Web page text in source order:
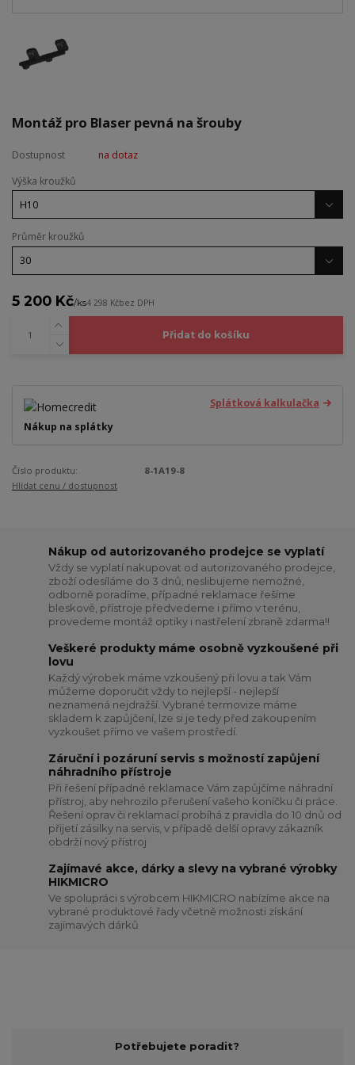
Montáž pro Blaser pevná na šrouby
Dostupnost
na dotaz
Výška kroužků
Průměr kroužků
5 200 Kč/ks4 298 Kčbez DPH
Přidat do košíku
Splátková kalkulačka
Nákup na splátky
Číslo produktu:
8-1A19-8
Hlídat cenu / dostupnost
Nákup od autorizovaného prodejce se vyplatí
Vždy se vyplatí nakupovat od autorizovaného prodejce,
zboží odesíláme do 3 dnů, neslibujeme nemožné,
odborně poradíme, případné reklamace řešíme
bleskově, přístroje předvedeme i přímo v terénu,
provedeme montáž optiky i nastřelení zbraně zdarma!!
Veškeré produkty máme osobně vyzkoušené při
lovu
Každý výrobek máme vzkoušený při lovu a tak Vám
můžeme doporučit vždy to nejlepší - nejlepší
neznamená nejdražší. Vybrané termovize máme
skladem k zapůjčení, lze si je tedy před zakoupením
vyzkoušet přímo ve vašem prostředí.
Záruční i pozáruní servis s možností zapůjení
náhradního přístroje
Při řešení případné reklamace Vám zapůjčíme náhradní
přístroj, aby nehrozilo přerušení vašeho koníčku či práce.
Řešení oprav či reklamací probíhá z pravidla do 10 dnů od
přijetí zásilky na servis, v případě delší opravy zákazník
obdrží nový přístroj
Zajímavé akce, dárky a slevy na vybrané výrobky
HIKMICRO
Ve spolupráci s výrobcem HIKMICRO nabízíme akce na
vybrané produktové řady včetně možnosti získání
zajímavých dárků
Potřebujete poradit?